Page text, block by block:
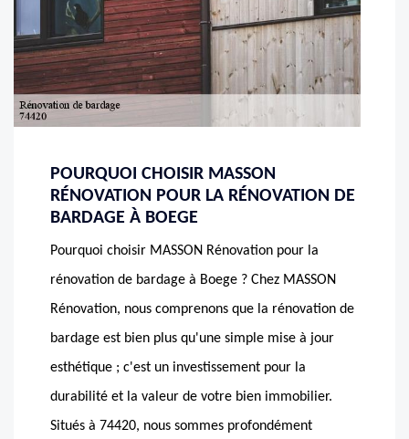
POURQUOI CHOISIR MASSON
RÉNOVATION POUR LA RÉNOVATION DE
BARDAGE À BOEGE
Pourquoi choisir MASSON Rénovation pour la
rénovation de bardage à Boege ? Chez MASSON
Rénovation, nous comprenons que la rénovation de
bardage est bien plus qu'une simple mise à jour
esthétique ; c'est un investissement pour la
durabilité et la valeur de votre bien immobilier.
Situés à 74420, nous sommes profondément